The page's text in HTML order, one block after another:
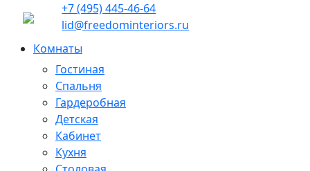
+7 (495) 445-46-64
lid@freedominteriors.ru
Комнаты
Гостиная
Спальня
Гардеробная
Детская
Кабинет
Кухня